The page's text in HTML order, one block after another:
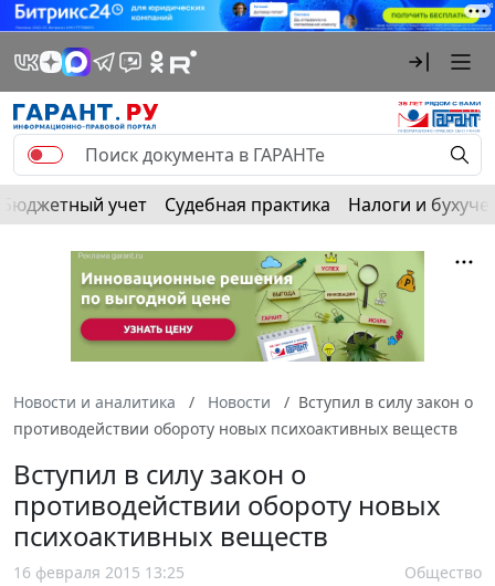
Бюджетный учет Судебная практика Налоги и
Новости и аналитика Новости
Вступил в силу закон о
противодействии обороту новых психоактивных веществ
Вступил в силу закон о
противодействии обороту новых
психоактивных веществ
16 февраля 2015 13:25 Общество